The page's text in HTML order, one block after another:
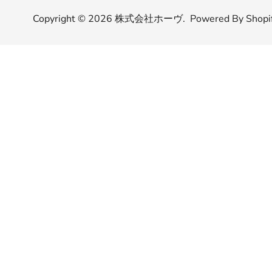
Copyright © 2026株式会社ホーヴ. Powered By